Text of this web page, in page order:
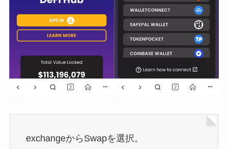
exchangeからSwapを選択。